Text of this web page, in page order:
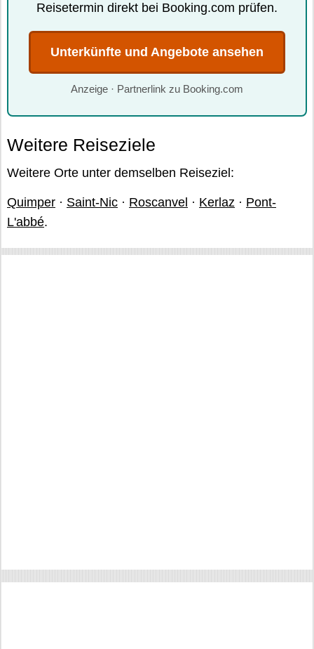
Reisetermin direkt bei Booking.com prüfen.
Unterkünfte und Angebote ansehen
Anzeige · Partnerlink zu Booking.com
Weitere Reiseziele
Weitere Orte unter demselben Reiseziel:
Quimper · Saint-Nic · Roscanvel · Kerlaz · Pont-
L'abbé.